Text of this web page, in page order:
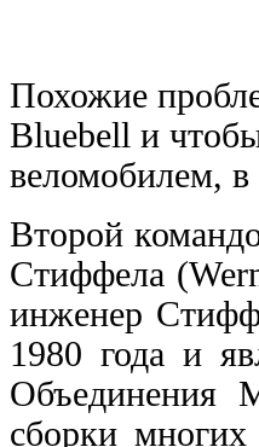
Похожие
Bluebell и
веломобилем,
Второй
Стиффела
инженер
1980 года и
Объединения
сборки многих